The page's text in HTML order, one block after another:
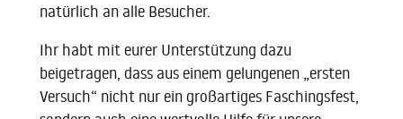
natürlich an alle Besucher.
Ihr habt mit eurer Unterstützung dazu
beigetragen, dass aus einem gelungenen „ersten
Versuch“ nicht nur ein großartiges Faschingsfest,